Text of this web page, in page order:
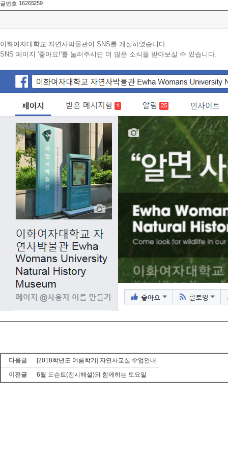
글번호 16265259
이화여자대학교 자연사박물관이 SNS를 개설하였습니다.
SNS 페이지 '좋아요!'를 눌러주시면 더 많은 소식을 받아보실 수 있습니다.
다음글
[2018학년도 여름학기] 자연사교실 수업안내
이전글
6월 도슨트(전시해설)와 함께하는 토요일